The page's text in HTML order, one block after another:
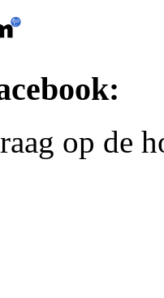
op de